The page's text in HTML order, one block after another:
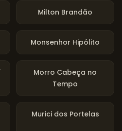
Milton Brandão
Monsenhor Hipólito
Morro Cabeça no
Tempo
Murici dos Portelas